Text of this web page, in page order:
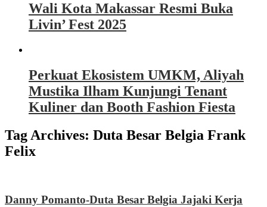
Wali Kota Makassar Resmi Buka
Livin’ Fest 2025
Perkuat Ekosistem UMKM, Aliyah
Mustika Ilham Kunjungi Tenant
Kuliner dan Booth Fashion Fiesta
Tag Archives: Duta Besar Belgia Frank
Felix
Danny Pomanto-Duta Besar Belgia Jajaki Kerja